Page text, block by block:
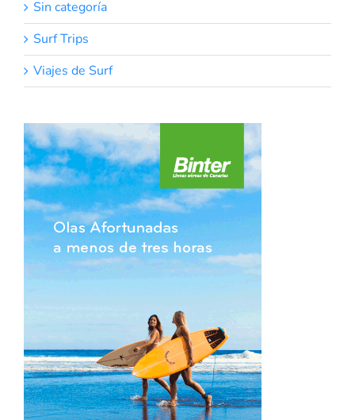
Sin categoría
Surf Trips
Viajes de Surf